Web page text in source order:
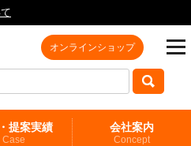
オンラインショップ
提案実績
Case
会社案内
Concept